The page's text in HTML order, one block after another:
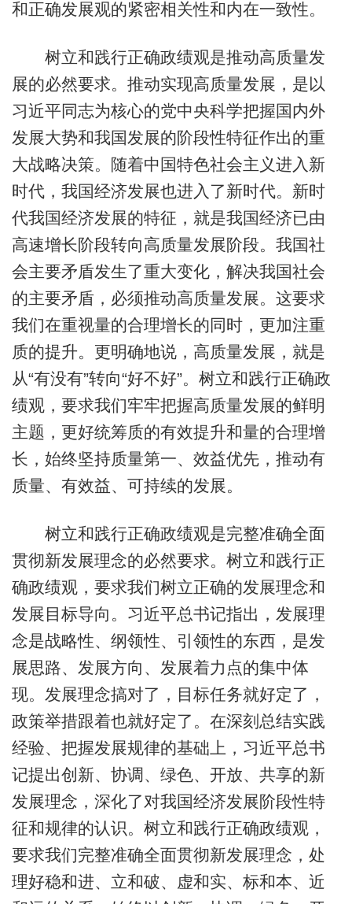
和正确发展观的紧密相关性和内在一致性。
树立和践行正确政绩观是推动高质量发
展的必然要求。推动实现高质量发展，是以
习近平同志为核心的党中央科学把握国内外
发展大势和我国发展的阶段性特征作出的重
大战略决策。随着中国特色社会主义进入新
时代，我国经济发展也进入了新时代。新时
代我国经济发展的特征，就是我国经济已由
高速增长阶段转向高质量发展阶段。我国社
会主要矛盾发生了重大变化，解决我国社会
的主要矛盾，必须推动高质量发展。这要求
我们在重视量的合理增长的同时，更加注重
质的提升。更明确地说，高质量发展，就是
从“有没有”转向“好不好”。树立和践行正确政
绩观，要求我们牢牢把握高质量发展的鲜明
主题，更好统筹质的有效提升和量的合理增
长，始终坚持质量第一、效益优先，推动有
质量、有效益、可持续的发展。
树立和践行正确政绩观是完整准确全面
贯彻新发展理念的必然要求。树立和践行正
确政绩观，要求我们树立正确的发展理念和
发展目标导向。习近平总书记指出，发展理
念是战略性、纲领性、引领性的东西，是发
展思路、发展方向、发展着力点的集中体
现。发展理念搞对了，目标任务就好定了，
政策举措跟着也就好定了。在深刻总结实践
经验、把握发展规律的基础上，习近平总书
记提出创新、协调、绿色、开放、共享的新
发展理念，深化了对我国经济发展阶段性特
征和规律的认识。树立和践行正确政绩观，
要求我们完整准确全面贯彻新发展理念，处
理好稳和进、立和破、虚和实、标和本、近